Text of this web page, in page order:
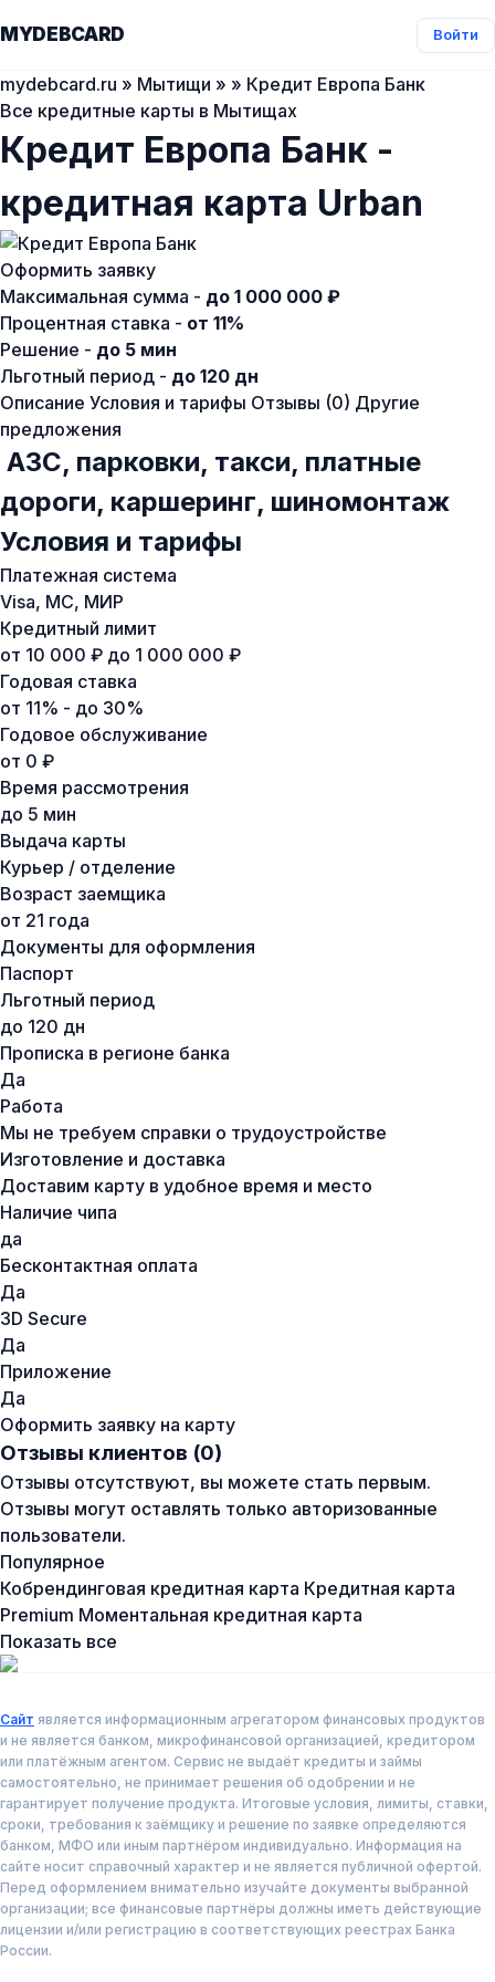
MYDEBCARD Войти
mydebcard.ru » Мытищи » » Кредит Европа Банк
Все кредитные карты в Мытищах
Кредит Европа Банк -
кредитная карта Urban
Оформить заявку
Максимальная сумма - до 1 000 000 ₽
Процентная ставка - от 11%
Решение - до 5 мин
Льготный период - до 120 дн
Описание Условия и тарифы Отзывы (0) Другие
предложения
АЗС, парковки, такси, платные
дороги, каршеринг, шиномонтаж
Условия и тарифы
Платежная система
Visa, MC, МИР
Кредитный лимит
от 10 000 ₽ до 1 000 000 ₽
Годовая ставка
от 11% - до 30%
Годовое обслуживание
от 0 ₽
Время рассмотрения
до 5 мин
Выдача карты
Курьер / отделение
Возраст заемщика
от 21 года
Документы для оформления
Паспорт
Льготный период
до 120 дн
Прописка в регионе банка
Да
Работа
Мы не требуем справки о трудоустройстве
Изготовление и доставка
Доставим карту в удобное время и место
Наличие чипа
да
Бесконтактная оплата
Да
3D Secure
Да
Приложение
Да
Оформить заявку на карту
Отзывы клиентов (0)
Отзывы отсутствуют, вы можете стать первым.
Отзывы могут оставлять только авторизованные
пользователи.
Популярное
Кобрендинговая кредитная карта Кредитная карта
Premium Моментальная кредитная карта
Показать все
Сайт является информационным агрегатором финансовых продуктов
и не является банком, микрофинансовой организацией, кредитором
или платёжным агентом. Сервис не выдаёт кредиты и займы
самостоятельно, не принимает решения об одобрении и не
гарантирует получение продукта. Итоговые условия, лимиты, ставки,
сроки, требования к заёмщику и решение по заявке определяются
банком, МФО или иным партнёром индивидуально. Информация на
сайте носит справочный характер и не является публичной офертой.
Перед оформлением внимательно изучайте документы выбранной
организации; все финансовые партнёры должны иметь действующие
лицензии и/или регистрацию в соответствующих реестрах Банка
России.